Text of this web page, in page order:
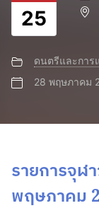
25
ดนตรีและการ
28 พฤษภาคม
รายการจุฬ
พฤษภาคม